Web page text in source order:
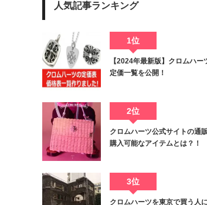
人気記事ランキング
1位
【2024年最新版】クロムハー
定価一覧を公開！
2位
クロムハーツ公式サイトの通
購入可能なアイテムとは？！
3位
クロムハーツを東京で買う人